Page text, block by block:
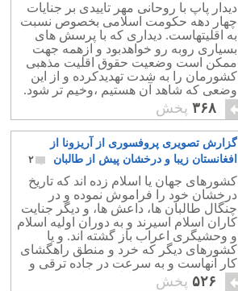
دیدار پاپ با روحانی مهر تاییدی بر جنایات
چهار دهه حکومت اسلامی بخصوص نسبت
به اقلیتهاست. دیداری که با پرسش های
بسیاری روبه رو خواهدبود و ازهمه جهت
ممکن است وضعیت حقوق اقلیت مذهبی
کشورمان را به شدت تهدیدکرده و از این
وضعی که شاهد آن هستیم ،وخیم تر شود.
و از طرفی چهره واقعی پاپ و مانند او را
نزد جامعه مسیحیت و همچنین مردم ایران
معلوم کند.
۳۶۸ پخش
گزارش تصویری پروفسوری از آریزونا از
افغانستان زیبا و درخشان پیش از طالبان
۲
کشورهای جهان یا اسلام زده اند که تاریخ
درخشان خود را فراموش نموده و در
چنگال طالبان ها، داعش ها، و دیگر جنایت
کاران اسلام اسیرند و به دوران اولیه اسلام
و وحشیگری اعراب باز گشته اند. و یا
کشورهای دیگر که خرد و منطق راهگشای
کار آنهاست و به سرعت در جاده ترقی و
پیشرفت افتاده و شتابان به جلو می روند.
۵۲۶ پخش